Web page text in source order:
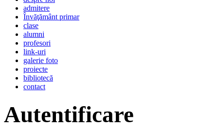
admitere
Învăţământ primar
clase
alumni
profesori
link-uri
galerie foto
proiecte
bibliotecă
contact
Autentificare